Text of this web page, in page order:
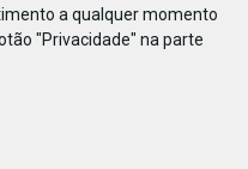
a qualquer momento
"Privacidade" na parte